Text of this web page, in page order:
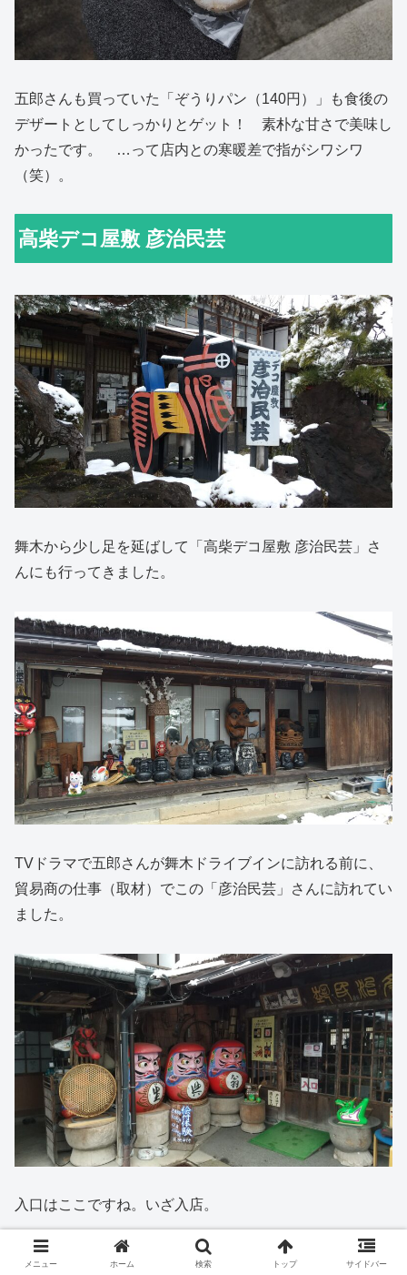
五郎さんも買っていた「ぞうりパン（140円）」も食後の
デザートとしてしっかりとゲット！ 素朴な甘さで美味し
かったです。 …って店内との寒暖差で指がシワシワ
（笑）。
高柴デコ屋敷 彦治民芸
舞木から少し足を延ばして「高柴デコ屋敷 彦治民芸」さ
んにも行ってきました。
TVドラマで五郎さんが舞木ドライブインに訪れる前に、
貿易商の仕事（取材）でこの「彦治民芸」さんに訪れてい
ました。
入口はここですね。いざ入店。
メニュー ホーム 検索 トップ サイドバー